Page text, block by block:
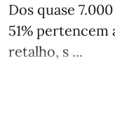
Dos quase
51% pertencem
retalho, s ...